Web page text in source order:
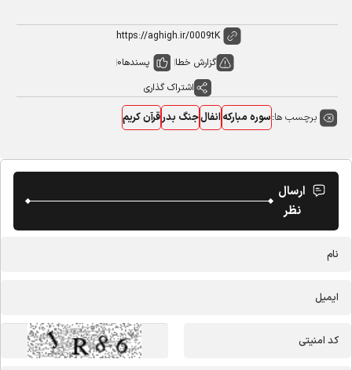
گزارش خطا پسندها0
اشتراک گذاری
برچسب ها:سوره مبارکهانفالجنگ بدرقرآن کریم
ارسال
نظر